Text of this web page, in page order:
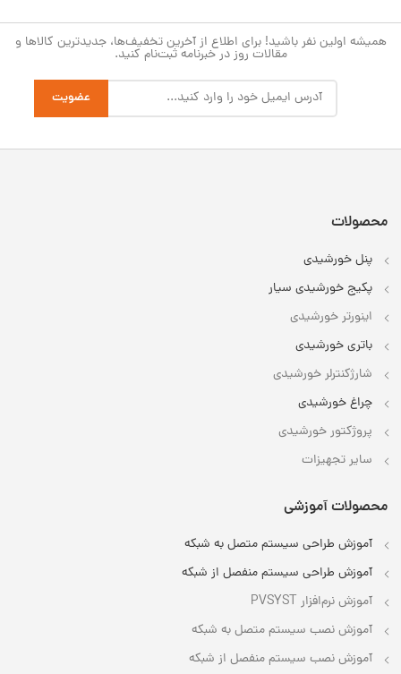
همیشه اولین نفر باشید! برای اطلاع از آخرین تخفیف‌ها، جدیدترین کالاها و
مقالات روز در خبرنامه ثبت‌نام کنید.
محصولات
پنل خورشیدی
پکیج خورشیدی سیار
اینورتر خورشیدی
باتری خورشیدی
شارژکنترلر خورشیدی
چراغ خورشیدی
پروژکتور خورشیدی
سایر تجهیزات
محصولات آموزشی
آموزش طراحی سیستم متصل به شبکه
آموزش طراحی سیستم منفصل از شبکه
آموزش نرم‌افزار PVSYST
آموزش نصب سیستم متصل به شبکه
آموزش نصب سیستم منفصل از شبکه